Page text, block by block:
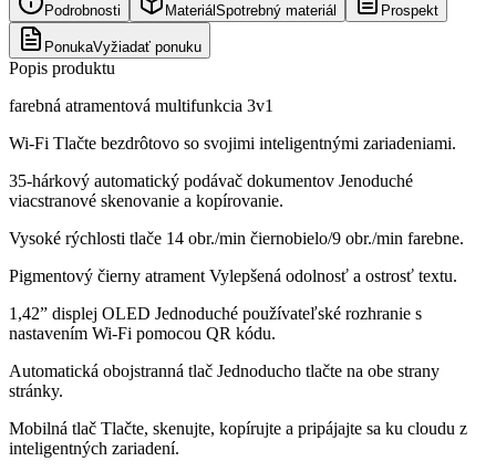
Podrobnosti Materiál Spotrebný materiál Prospekt
PonukaVyžiadať ponuku
Popis produktu
farebná atramentová multifunkcia 3v1
Wi-Fi Tlačte bezdrôtovo so svojimi inteligentnými zariadeniami.
35-hárkový automatický podávač dokumentov Jenoduché
viacstranové skenovanie a kopírovanie.
Vysoké rýchlosti tlače 14 obr./min čiernobielo/9 obr./min farebne.
Pigmentový čierny atrament Vylepšená odolnosť a ostrosť textu.
1,42” displej OLED Jednoduché používateľské rozhranie s
nastavením Wi-Fi pomocou QR kódu.
Automatická obojstranná tlač Jednoducho tlačte na obe strany
stránky.
Mobilná tlač Tlačte, skenujte, kopírujte a pripájajte sa ku cloudu z
inteligentných zariadení.